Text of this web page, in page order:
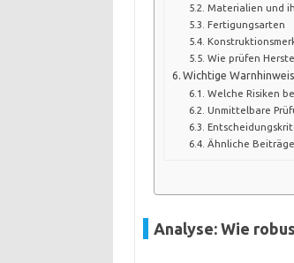
Materialien und
Fertigungsarten
Wie prüfen
Wichtige
Welche Risiken
Unmittelbare
Ähnliche
Analyse: Wie